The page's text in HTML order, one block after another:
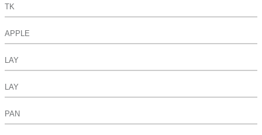
TK
APPLE
LAY
LAY
PAN